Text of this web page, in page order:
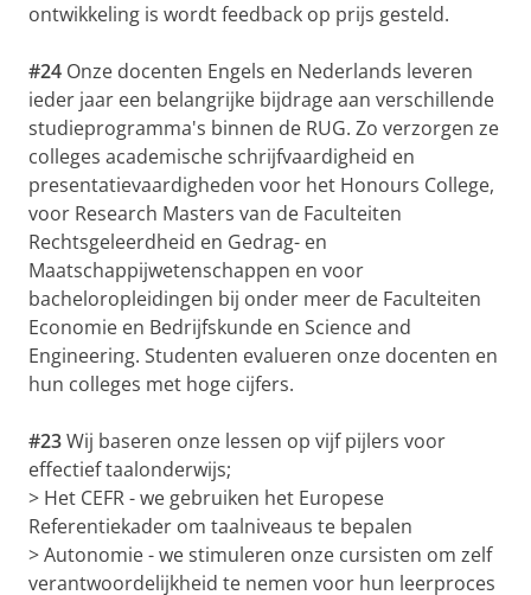
ontwikkeling is wordt feedback op prijs gesteld.
#24 Onze docenten Engels en Nederlands leveren
ieder jaar een belangrijke bijdrage aan verschillende
studieprogramma's binnen de RUG. Zo verzorgen ze
colleges academische schrijfvaardigheid en
presentatievaardigheden voor het Honours College,
voor Research Masters van de Faculteiten
Rechtsgeleerdheid en Gedrag- en
Maatschappijwetenschappen en voor
bacheloropleidingen bij onder meer de Faculteiten
Economie en Bedrijfskunde en Science and
Engineering. Studenten evalueren onze docenten en
hun colleges met hoge cijfers.
#23Wij baseren onze lessen op vijf pijlers voor
effectief taalonderwijs;
> Het CEFR - we gebruiken het Europese
Referentiekader om taalniveaus te bepalen
> Autonomie - we stimuleren onze cursisten om zelf
verantwoordelijkheid te nemen voor hun leerproces